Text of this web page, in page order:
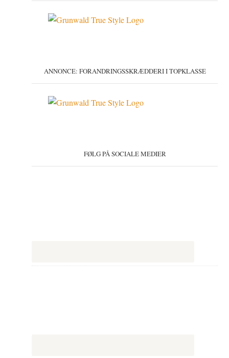
ANNONCE: FORANDRINGSSKRÆDDERI I TOPKLASSE
FØLG PÅ SOCIALE MEDIER